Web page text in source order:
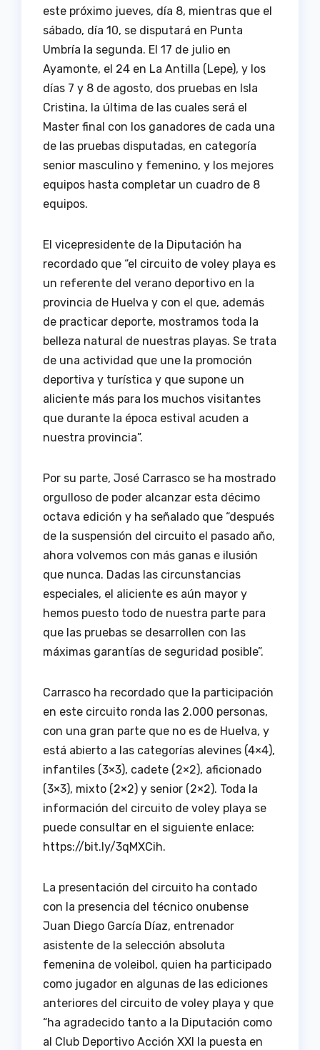
este próximo jueves, día 8, mientras que el
sábado, día 10, se disputará en Punta
Umbría la segunda. El 17 de julio en
Ayamonte, el 24 en La Antilla (Lepe), y los
días 7 y 8 de agosto, dos pruebas en Isla
Cristina, la última de las cuales será el
Master final con los ganadores de cada una
de las pruebas disputadas, en categoría
senior masculino y femenino, y los mejores
equipos hasta completar un cuadro de 8
equipos.
El vicepresidente de la Diputación ha
recordado que “el circuito de voley playa es
un referente del verano deportivo en la
provincia de Huelva y con el que, además
de practicar deporte, mostramos toda la
belleza natural de nuestras playas. Se trata
de una actividad que une la promoción
deportiva y turística y que supone un
aliciente más para los muchos visitantes
que durante la época estival acuden a
nuestra provincia”.
Por su parte, José Carrasco se ha mostrado
orgulloso de poder alcanzar esta décimo
octava edición y ha señalado que “después
de la suspensión del circuito el pasado año,
ahora volvemos con más ganas e ilusión
que nunca. Dadas las circunstancias
especiales, el aliciente es aún mayor y
hemos puesto todo de nuestra parte para
que las pruebas se desarrollen con las
máximas garantías de seguridad posible”.
Carrasco ha recordado que la participación
en este circuito ronda las 2.000 personas,
con una gran parte que no es de Huelva, y
está abierto a las categorías alevines (4×4),
infantiles (3×3), cadete (2×2), aficionado
(3×3), mixto (2×2) y senior (2×2). Toda la
información del circuito de voley playa se
puede consultar en el siguiente enlace:
https://bit.ly/3qMXCih.
La presentación del circuito ha contado
con la presencia del técnico onubense
Juan Diego García Díaz, entrenador
asistente de la selección absoluta
femenina de voleibol, quien ha participado
como jugador en algunas de las ediciones
anteriores del circuito de voley playa y que
“ha agradecido tanto a la Diputación como
al Club Deportivo Acción XXI la puesta en